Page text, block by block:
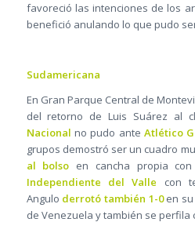
favoreció las intenciones de los
benefició anulando lo que pudo
Sudamericana
En Gran Parque Central de
del retorno de Luis Suárez al
Nacional no pudo ante Atlético
grupos demostró ser un cuadro
al bolso en cancha propia
Independiente del Valle con
Angulo derrotó también 1-0en su
de Venezuela y también se perfila